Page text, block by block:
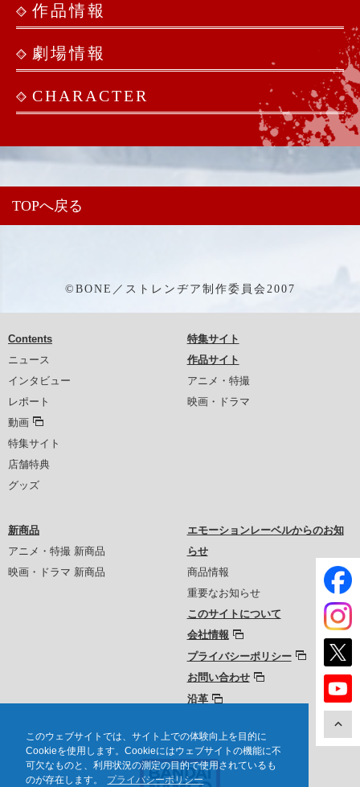
このウェブサイトでは、サイト上での体験向上を目的に
Cookieを使用します。Cookieにはウェブサイトの機能に不
可欠なものと、利用状況の測定の目的で使用されているも
のが存在します。
プライバシーポリシー
作品情報
劇場情報
CHARACTER
TOPへ戻る
©BONE／ストレンヂア制作委員会2007
Contents
ニュース
インタビュー
レポート
動画
特集サイト
店舗特典
グッズ
特集サイト
作品サイト
アニメ・特撮
映画・ドラマ
新商品
アニメ・特撮 新商品
映画・ドラマ 新商品
エモーションレーベルからのお知
らせ
商品情報
重要なお知らせ
このサイトについて
会社情報
プライバシーポリシー
お問い合わせ
沿革